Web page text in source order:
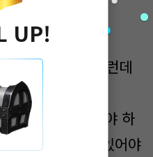
?”
했을 거예요. 그런데
?”
대륙으로 넘어가야 하
여권은 필수로 있어야
UP!